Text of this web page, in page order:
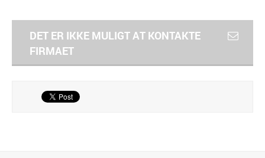
DET ER IKKE MULIGT AT KONTAKTE
FIRMAET